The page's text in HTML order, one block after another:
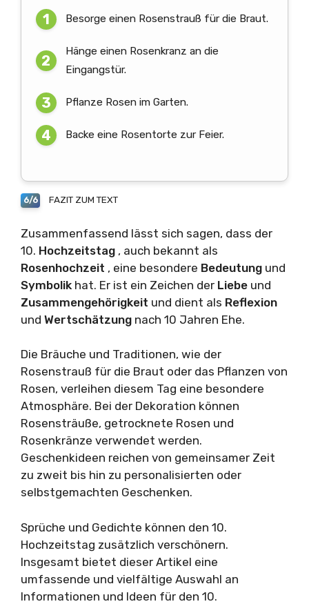
Besorge einen Rosenstrauß für die Braut.
Hänge einen Rosenkranz an die
Eingangstür.
Pflanze Rosen im Garten.
Backe eine Rosentorte zur Feier.
6/6 FAZIT ZUM TEXT
Zusammenfassend lässt sich sagen, dass der
10. Hochzeitstag , auch bekannt als
Rosenhochzeit , eine besondere Bedeutung und
Symbolik hat. Er ist ein Zeichen der Liebe und
Zusammengehörigkeit und dient als Reflexion
und Wertschätzung nach 10 Jahren Ehe.
Die Bräuche und Traditionen, wie der
Rosenstrauß für die Braut oder das Pflanzen von
Rosen, verleihen diesem Tag eine besondere
Atmosphäre. Bei der Dekoration können
Rosensträuße, getrocknete Rosen und
Rosenkränze verwendet werden.
Geschenkideen reichen von gemeinsamer Zeit
zu zweit bis hin zu personalisierten oder
selbstgemachten Geschenken.
Sprüche und Gedichte können den 10.
Hochzeitstag zusätzlich verschönern.
Insgesamt bietet dieser Artikel eine
umfassende und vielfältige Auswahl an
Informationen und Ideen für den 10.